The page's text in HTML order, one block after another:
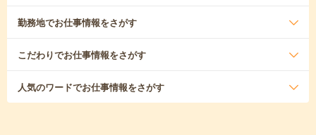
勤務地でお仕事情報をさがす
こだわりでお仕事情報をさがす
人気のワードでお仕事情報をさがす